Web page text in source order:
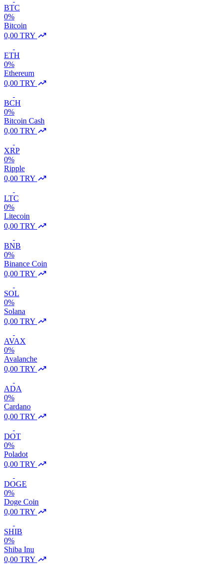
BTC
0%
Bitcoin
0,00 TRY
ETH
0%
Ethereum
0,00 TRY
BCH
0%
Bitcoin Cash
0,00 TRY
XRP
0%
Ripple
0,00 TRY
LTC
0%
Litecoin
0,00 TRY
BNB
0%
Binance Coin
0,00 TRY
SOL
0%
Solana
0,00 TRY
AVAX
0%
Avalanche
0,00 TRY
ADA
0%
Cardano
0,00 TRY
DOT
0%
Poladot
0,00 TRY
DOGE
0%
Doge Coin
0,00 TRY
SHIB
0%
Shiba Inu
0,00 TRY